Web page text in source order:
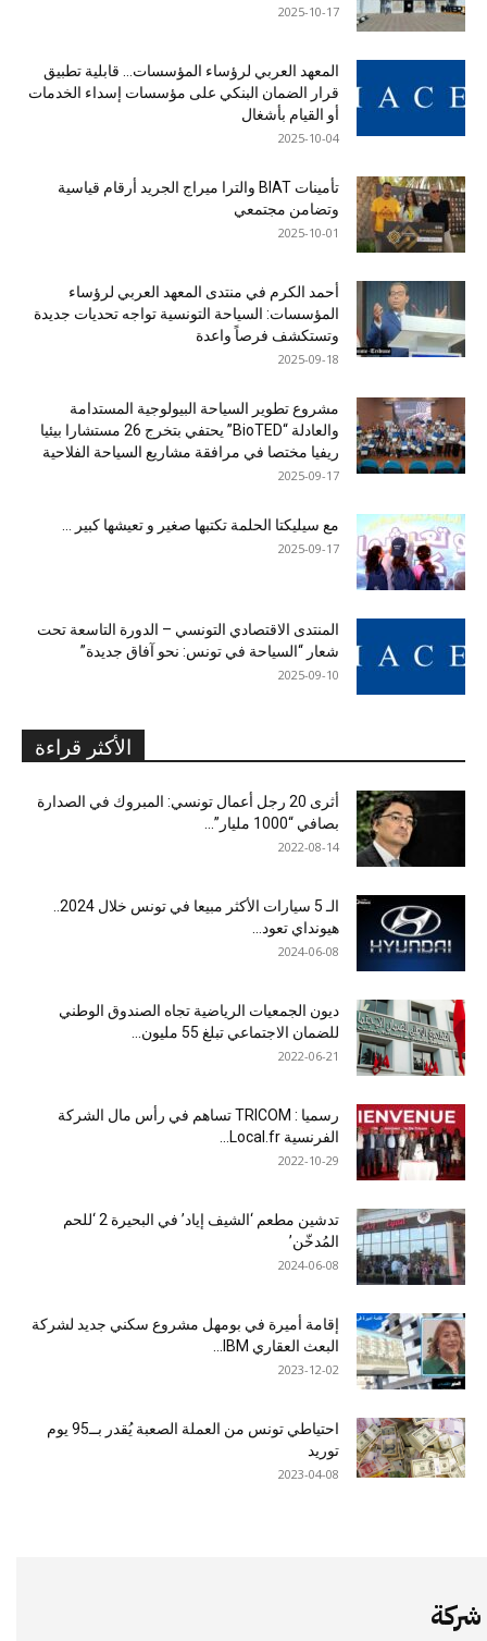
2025-10-17
المعهد العربي لرؤساء المؤسسات… قابلية تطبيق
قرار الضمان البنكي على مؤسسات إسداء الخدمات
أو القيام بأشغال
2025-10-04
تأمينات BIAT والترا ميراج الجريد أرقام قياسية
وتضامن مجتمعي
2025-10-01
أحمد الكرم في منتدى المعهد العربي لرؤساء
المؤسسات: السياحة التونسية تواجه تحديات جديدة
وتستكشف فرصاً واعدة
2025-09-18
مشروع تطوير السياحة البيولوجية المستدامة
والعادلة “BioTED” يحتفي بتخرج 26 مستشارا بيئيا
ريفيا مختصا في مرافقة مشاريع السياحة الفلاحية
2025-09-17
مع سيليكتا الحلمة تكتبها صغير و تعيشها كبير …
2025-09-17
المنتدى الاقتصادي التونسي – الدورة التاسعة تحت
شعار “السياحة في تونس: نحو آفاق جديدة”
2025-09-10
الأكثر قراءة
أثرى 20 رجل أعمال تونسي: المبروك في الصدارة
بصافي “1000 مليار”...
2022-08-14
هيونداي تعود...
2024-06-08
ديون الجمعيات الرياضية تجاه الصندوق الوطني
للضمان الاجتماعي تبلغ 55 مليون...
2022-06-21
رسميا : TRICOM تساهم في رأس مال الشركة
الفرنسية Local.fr...
2022-10-29
تدشين مطعم ‘الشيف إياد’ في البحيرة 2 ‘للحم
المُدخّن’
2024-06-08
إقامة أميرة في بومهل مشروع سكني جديد لشركة
البعث العقاري IBM...
2023-12-02
احتياطي تونس من العملة الصعبة يُقدر بــ95 يوم
توريد
2023-04-08
شركة